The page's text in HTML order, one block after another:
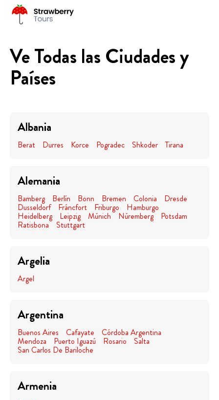
Ve Todas las Ciudades y
Países
Albania
Berat Durres Korce Pogradec Shkoder Tirana
Alemania
Bamberg Berlín Bonn Bremen Colonia Dresde
Dusseldorf Fráncfort Friburgo Hamburgo
Heidelberg Leipzig Múnich Núremberg Potsdam
Ratisbona Stuttgart
Argelia
Argel
Argentina
Buenos Aires Cafayate Córdoba Argentina
Mendoza Puerto Iguazú Rosario Salta
San Carlos De Bariloche
Armenia